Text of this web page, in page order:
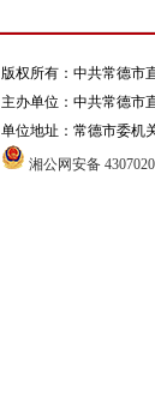
版权所有：中共常德市
主办单位：中共常德市
单位地址：常德市委机
湘公网安备